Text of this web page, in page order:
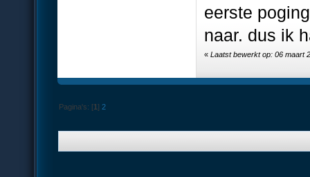
eerste
naar. dus ik
«Laatst bewerkt op: 06 maart
Pagina's: [1]2